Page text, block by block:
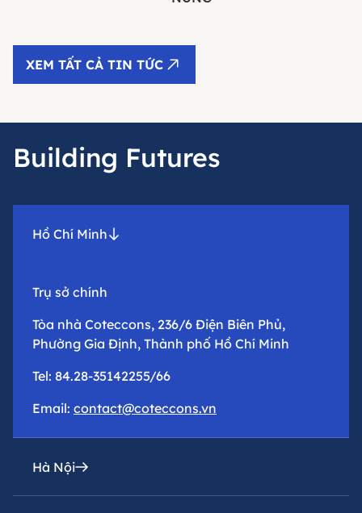
XEM TẤT CẢ TIN TỨC
Building Futures
Hồ Chí Minh
Trụ sở chính
Tòa nhà Coteccons, 236/6 Điện Biên Phủ,
Phường Gia Định, Thành phố Hồ Chí Minh
Tel: 84.28-35142255/66
Email: contact@coteccons.vn
Hà Nội